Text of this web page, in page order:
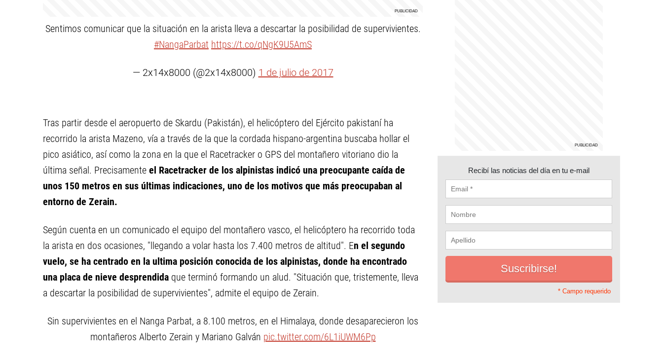
Sentimos comunicar que la situación en la arista lleva a descartar la posibilidad de supervivientes.
#NangaParbat https://t.co/qNgK9U5AmS
— 2x14x8000 (@2x14x8000) 1 de julio de 2017
Tras partir desde el aeropuerto de Skardu (Pakistán), el helicóptero del Ejército pakistaní ha
recorrido la arista Mazeno, vía a través de la que la cordada hispano-argentina buscaba hollar el
pico asiático, así como la zona en la que el Racetracker o GPS del montañero vitoriano dio la
última señal. Precisamente el Racetracker de los alpinistas indicó una preocupante caída de
unos 150 metros en sus últimas indicaciones, uno de los motivos que más preocupaban al
entorno de Zerain.
Según cuenta en un comunicado el equipo del montañero vasco, el helicóptero ha recorrido toda
la arista en dos ocasiones, "llegando a volar hasta los 7.400 metros de altitud". En el segundo
vuelo, se ha centrado en la ultima posición conocida de los alpinistas, donde ha encontrado
una placa de nieve desprendida que terminó formando un alud. "Situación que, tristemente, lleva
a descartar la posibilidad de supervivientes", admite el equipo de Zerain.
Sin supervivientes en el Nanga Parbat, a 8.100 metros, en el Himalaya, donde desaparecieron los
montañeros Alberto Zerain y Mariano Galván pic.twitter.com/6L1iUWM6Pp
Recibí las noticias del día en tu e-mail
* Campo requerido